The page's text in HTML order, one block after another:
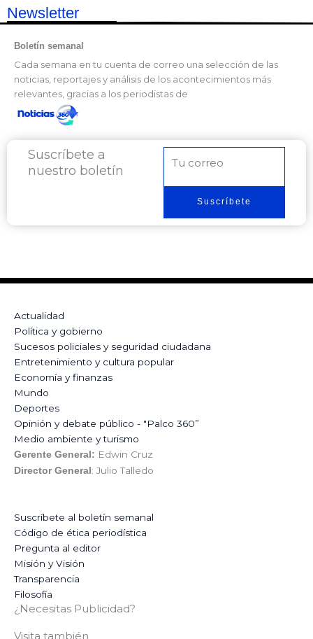
Newsletter
Boletín semanal
Cada semana en tu cuenta de correo una selección de las
noticias, reportajes y análisis de los acontecimientos más
relevantes, gracias a los periodistas de
Suscríbete a
nuestro boletín
electrónico
Suscríbete
Actualidad
Política y gobierno
Sucesos policiales y seguridad ciudadana
Entretenimiento y cultura popular
Economía y finanzas
Mundo
Deportes
Opinión y debate público - "Palco 360”
Medio ambiente y turismo
Gerente General: Edwin Cruz
Director General: Julio Talledo
Suscríbete al boletín semanal
Código de ética periodística
Pregunta al editor
Misión y Visión
Transparencia
Filosofía
¿Necesitas Publicidad?
Visita también